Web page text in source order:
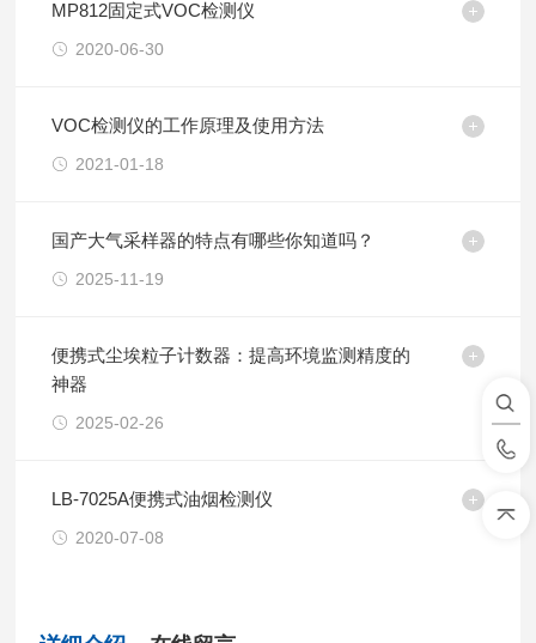
MP812固定式VOC检测仪
2020-06-30
VOC检测仪的工作原理及使用方法
2021-01-18
国产大气采样器的特点有哪些你知道吗？
2025-11-19
便携式尘埃粒子计数器：提高环境监测精度的
神器
2025-02-26
LB-7025A便携式油烟检测仪
2020-07-08